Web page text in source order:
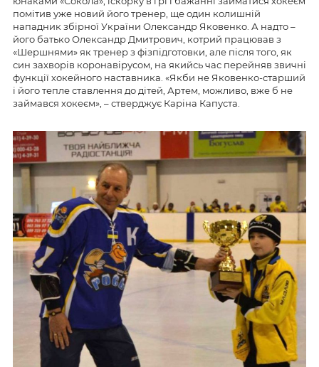
помітив уже новий його тренер, ще один колишній
нападник збірної України Олександр Яковенко. А надто –
його батько Олександр Дмитрович, котрий працював з
«Шершнями» як тренер з фізпідготовки, але після того, як
син захворів коронавірусом, на якийсь час перейняв звичні
функції хокейного наставника. «Якби не Яковенко-старший
і його тепле ставлення до дітей, Артем, можливо, вже б не
займався хокеєм», – стверджує Каріна Капуста.